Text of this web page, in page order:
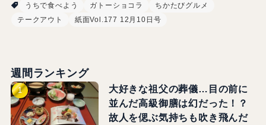
うちで食べよう
ガトーショコラ
ちかたびグルメ
テークアウト
紙面Vol.177 12月10日号
週間ランキング
大好きな祖父の葬儀…目の前に
並んだ高級御膳は幻だった！？
故人を偲ぶ気持ちも吹き飛んだ